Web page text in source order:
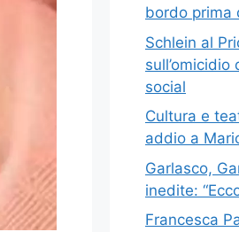
bordo prima
Schlein al
social
Cultura e
addio a
Garlasco,
inedite:
Francesca